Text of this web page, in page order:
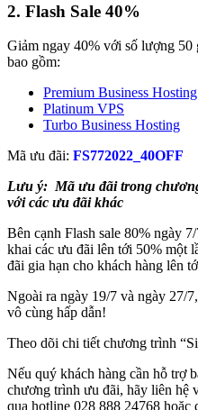
2. Flash Sale 40%
Giảm ngay 40% với số lượng
bao gồm:
Premium Business Hosting
Platinum VPS
Turbo Business Hosting
Mã ưu đãi: FS772022_40OFF
Lưu ý: Mã ưu đãi trong
với các ưu đãi khác
Bên cạnh Flash sale 80% ngày
khai các ưu đãi lên tới 50% một
đãi gia hạn cho khách hàng lên
Ngoài ra ngày 19/7 và ngày 27/
vô cùng hấp dẫn!
Theo dõi chi tiết chương trình
Nếu quý khách hàng cần hỗ trợ
chương trình ưu đãi, hãy liên hệ
qua hotline 028 888 24768 hoặc